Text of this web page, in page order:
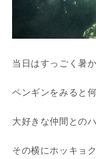
当日はすっごく暑
ペンギンをみると
大好きな仲間との
その横にホッキョ